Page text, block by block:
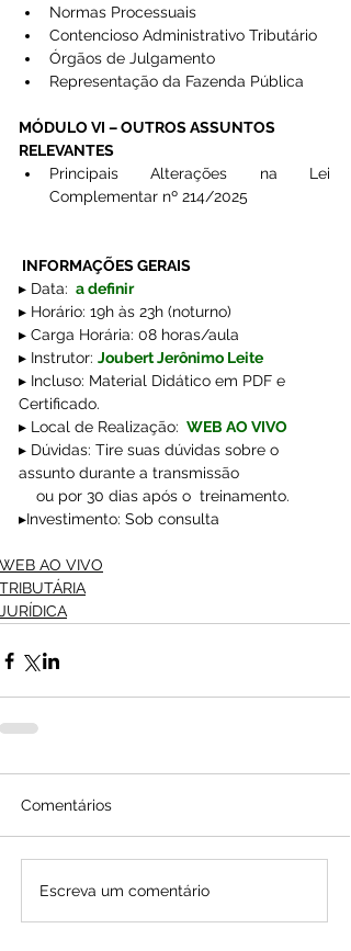
Normas Processuais
Contencioso Administrativo Tributário
Órgãos de Julgamento
Representação da Fazenda Pública
MÓDULO VI – OUTROS ASSUNTOS
RELEVANTES
Principais Alterações na Lei
Complementar nº 214/2025
INFORMAÇÕES GERAIS
▸ Data: a definir
▸ Horário: 19h às 23h (noturno)
▸ Carga Horária: 08 horas/aula
▸ Instrutor: Joubert Jerônimo Leite
▸ Incluso: Material Didático em PDF e
Certificado.
▸ Local de Realização: WEB AO VIVO
▸ Dúvidas: Tire suas dúvidas sobre o
assunto durante a transmissão
    ou por 30 dias após o  treinamento.
▸Investimento: Sob consulta
WEB AO VIVO
TRIBUTÁRIA
JURÍDICA
Comentários
Escreva um comentário